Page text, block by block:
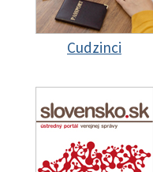
Cudzinci